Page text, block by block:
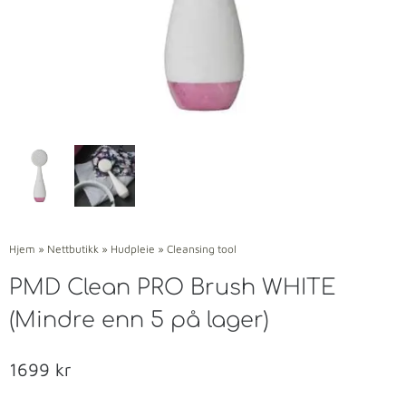
Hjem » Nettbutikk » Hudpleie » Cleansing tool
PMD Clean PRO Brush WHITE
(Mindre enn 5 på lager)
1699 kr